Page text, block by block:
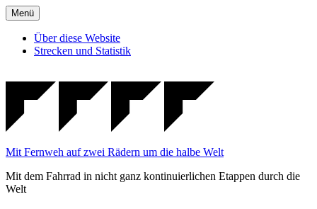
Zum
Inhalt
springen
Menü
Über diese Website
Strecken und Statistik
Mit Fernweh auf zwei Rädern um die halbe Welt
Mit dem Fahrrad in nicht ganz kontinuierlichen Etappen durch die
Welt